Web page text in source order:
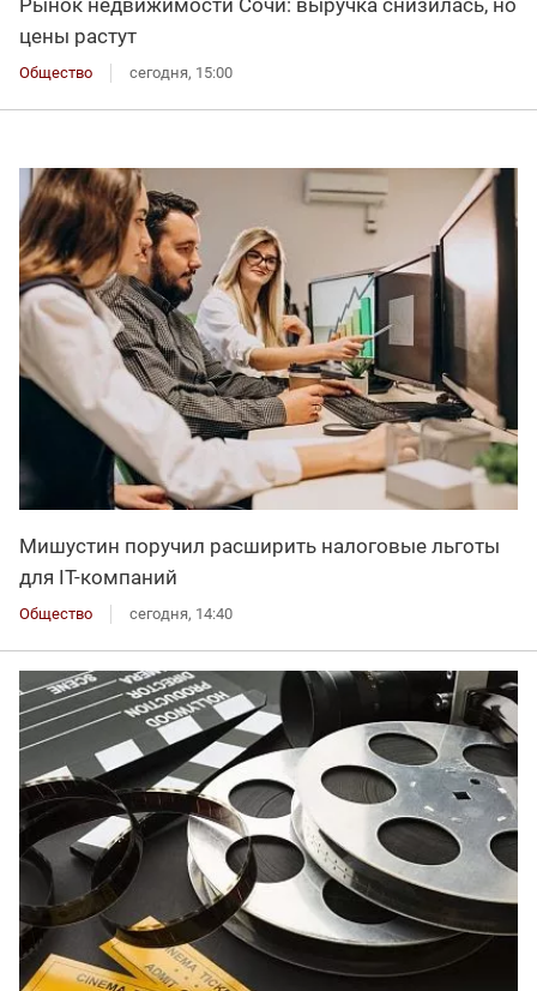
цены растут
Общество сегодня, 15:00
Мишустин поручил расширить налоговые льготы
для IT-компаний
Общество сегодня, 14:40